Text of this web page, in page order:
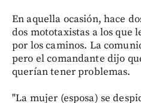
En aquella ocasión, hace
dos mototaxistas a los que
por los caminos. La
pero el comandante dijo
querían tener problemas.
"La mujer (esposa) se